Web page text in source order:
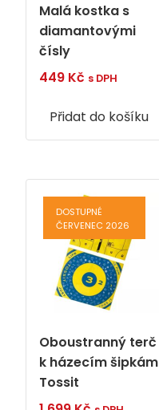
Malá kostka s
diamantovými
čísly
449 Kč s DPH
Přidat do košíku
DOSTUPNÉ
ČERVENEC 2026
Oboustranný terč
k házecím šipkám
Tossit